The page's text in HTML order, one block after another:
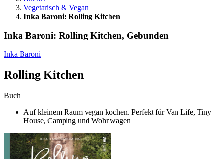
Vegetarisch & Vegan
Inka Baroni: Rolling Kitchen
Inka Baroni: Rolling Kitchen, Gebunden
Inka Baroni
Rolling Kitchen
Buch
Auf kleinem Raum vegan kochen. Perfekt für Van Life, Tiny
House, Camping und Wohnwagen